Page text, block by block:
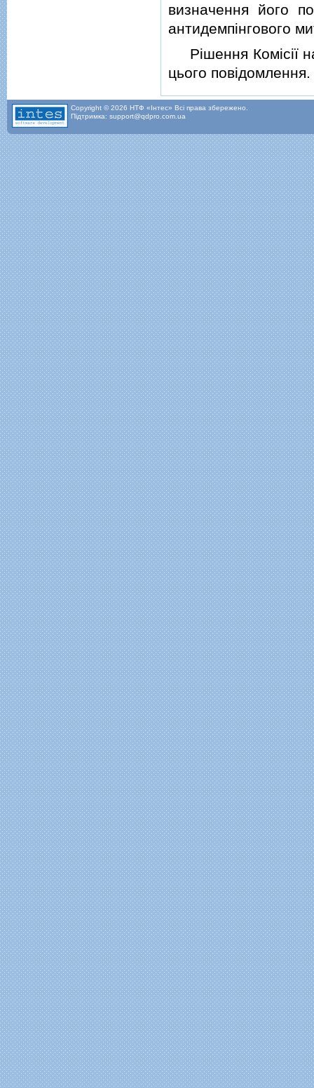
визначення його
антидемпiнгового
Рiшення Комiсiї
цього повiдомлення.
Copyright © 2026 НТФ «Інтес» Всі права збережено.
Підтримка: support@qdpro.com.ua